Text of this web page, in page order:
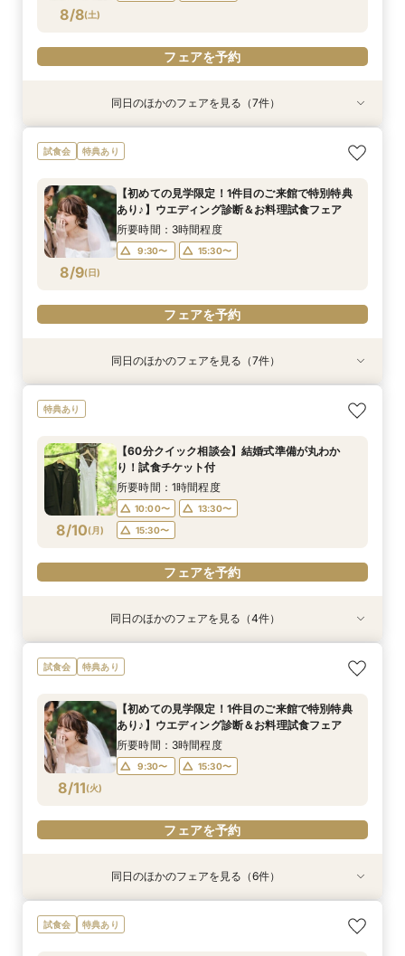
8/8(土)
フェアを予約
特典あり
8/8( 土)
【15名～貸切可】おもてなし少人数会食プラン＆
試食付き相談会
9:30〜 15:30〜
特典あり
8/8( 土)
パパママ婚、マタニティでも安心♪ソファでゆっ
たり見学試食付き相談会
9:30〜 15:30〜
特典あり
8/8( 土)
ロマンティックなナイトウエディングフェア★試
食付き相談会
9:30〜 15:30〜
8/8( 土)
【60分クイック相談会】結婚式準備が丸わか
り！試食チケット付
10:00〜
13:30〜
15:30〜
特典あり
8/8( 土)
【1.5次会におすすめ！】豪華試食+見積+相談を
１日で完結！
9:30〜 15:30〜
特典あり
8/8( 土)
【憧れのガーデン挙式】所要90分の相談会★お
得なプラン紹介も！試着体験付き♪
10:00〜
13:30〜
15:30〜
特典あり
8/8( 土)
【初めての見学限定！1件目のご来館で特別特典
あり♪】ウエディング診断＆お料理試食フェア
9:30〜 15:30〜
同日のほかのフェアを見る（7件）
試食会 特典あり
8/9(日)
【初めての見学限定！1件目のご来館で特別特典
あり♪】ウエディング診断＆お料理試食フェア
所要時間：3時間程度
9:30〜 15:30〜
フェアを予約
特典あり
8/9 日)
ペットと一緒に叶える挙式セレモニー相談会♪試
9:30〜 15:30〜
フェアを予約
特典あり
8/9 日)
【マイナビ限定！週末BIGフェア】都心×ガーデ
9:30〜 15:30〜
フェアを予約
特典あり
8/9 日)
【15名～貸切可】おもてなし少人数会食プラン＆
9:30〜 15:30〜
フェアを予約
特典あり
8/9 日)
ロマンティックなナイトウエディングフェア★試
9:30〜 15:30〜
フェアを予約
8/9 日)
10:00〜
13:30〜
15:30〜
フェアを予約
特典あり
8/9 日)
【1.5次会におすすめ！】豪華試食+見積+相談を
9:30〜 15:30〜
フェアを予約
特典あり
8/9 日)
【憧れのガーデン挙式】所要90分の相談会★お
10:00〜
13:30〜
15:30〜
フェアを予約
同日のほかのフェアを見る（7件）
特典あり
8/10(月)
【60分クイック相談会】結婚式準備が丸わか
り！試食チケット付
所要時間：1時間程度
10:00〜
13:30〜
15:30〜
フェアを予約
特典あり
8/10 月)
ペットと一緒に叶える挙式セレモニー相談会♪試
食＆見学付き
9:30〜 15:30〜
特典あり
8/10 月)
【15名～貸切可】おもてなし少人数会食プラン＆
試食付き相談会
9:30〜 15:30〜
特典あり
8/10 月)
パパママ婚、マタニティでも安心♪ソファでゆっ
たり見学試食付き相談会
9:30〜 15:30〜
特典あり
8/10 月)
【憧れのガーデン挙式】所要90分の相談会★お
得なプラン紹介も！試着体験付き♪
10:00〜
13:30〜
15:30〜
同日のほかのフェアを見る（4件）
試食会 特典あり
8/11(火)
【初めての見学限定！1件目のご来館で特別特典
あり♪】ウエディング診断＆お料理試食フェア
所要時間：3時間程度
9:30〜 15:30〜
フェアを予約
特典あり
ペットと一緒に叶える挙式セレモニー相談会♪試
食＆見学付き
特典あり
【マイナビ限定！週末BIGフェア】都心×ガーデ
ン×美食を体感！マイナビだけの豪華特典付き
特典あり
パパママ婚、マタニティでも安心♪ソファでゆっ
たり見学試食付き相談会
【60分クイック相談会】結婚式準備が丸わか
り！試食チケット付
特典あり
【1.5次会におすすめ！】豪華試食+見積+相談を
１日で完結！
特典あり
【憧れのガーデン挙式】所要90分の相談会★お
得なプラン紹介も！試着体験付き♪
同日のほかのフェアを見る（6件）
試食会 特典あり